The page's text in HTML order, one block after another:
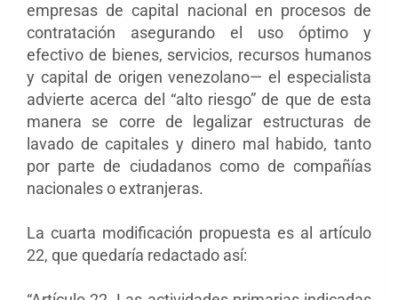
empresas de capital nacional en procesos de
contratación asegurando el uso óptimo y
efectivo de bienes, servicios, recursos humanos
y capital de origen venezolano— el especialista
advierte acerca del “alto riesgo” de que de esta
manera se corre de legalizar estructuras de
lavado de capitales y dinero mal habido, tanto
por parte de ciudadanos como de compañías
nacionales o extranjeras.
La cuarta modificación propuesta es al artículo
22, que quedaría redactado así: